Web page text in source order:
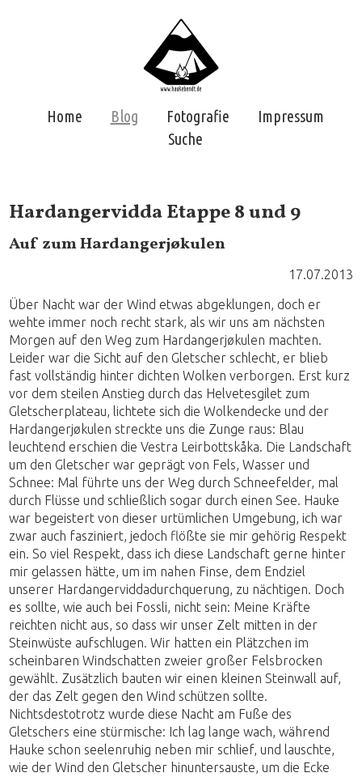
Home Blog Fotografie
Impressum
Suche
Hardangervidda Etappe 8 und 9
Auf zum Hardangerjøkulen
17.07.2013
Über Nacht war der Wind etwas abgeklungen, doch er
wehte immer noch recht stark, als wir uns am nächsten
Morgen auf den Weg zum Hardangerjøkulen machten.
Leider war die Sicht auf den Gletscher schlecht, er blieb
fast vollständig hinter dichten Wolken verborgen. Erst kurz
vor dem steilen Anstieg durch das Helvetesgilet zum
Gletscherplateau, lichtete sich die Wolkendecke und der
Hardangerjøkulen streckte uns die Zunge raus: Blau
leuchtend erschien die Vestra Leirbottskåka. Die Landschaft
um den Gletscher war geprägt von Fels, Wasser und
Schnee: Mal führte uns der Weg durch Schneefelder, mal
durch Flüsse und schließlich sogar durch einen See. Hauke
war begeistert von dieser urtümlichen Umgebung, ich war
zwar auch fasziniert, jedoch flößte sie mir gehörig Respekt
ein. So viel Respekt, dass ich diese Landschaft gerne hinter
mir gelassen hätte, um im nahen Finse, dem Endziel
unserer Hardangerviddadurchquerung, zu nächtigen. Doch
es sollte, wie auch bei Fossli, nicht sein: Meine Kräfte
reichten nicht aus, so dass wir unser Zelt mitten in der
Steinwüste aufschlugen. Wir hatten ein Plätzchen im
scheinbaren Windschatten zweier großer Felsbrocken
gewählt. Zusätzlich bauten wir einen kleinen Steinwall auf,
der das Zelt gegen den Wind schützen sollte.
Nichtsdestotrotz wurde diese Nacht am Fuße des
Gletschers eine stürmische: Ich lag lange wach, während
Hauke schon seelenruhig neben mir schlief, und lauschte,
wie der Wind den Gletscher hinuntersauste, um die Ecke